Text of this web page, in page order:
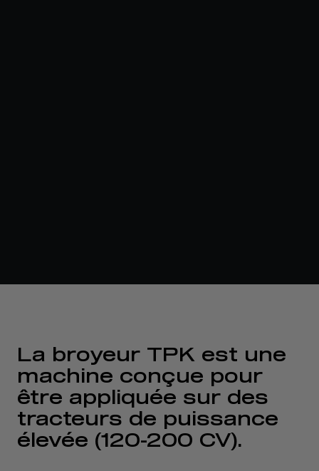
La broyeur TPK est une
machine conçue pour
être appliquée sur des
tracteurs de puissance
élevée (120-200 CV).